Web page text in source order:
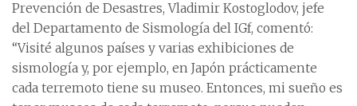
Prevención de Desastres, Vladimir Kostoglodov, jefe
del Departamento de Sismología del IGf, comentó:
“Visité algunos países y varias exhibiciones de
sismología y, por ejemplo, en Japón prácticamente
cada terremoto tiene su museo. Entonces, mi sueño es